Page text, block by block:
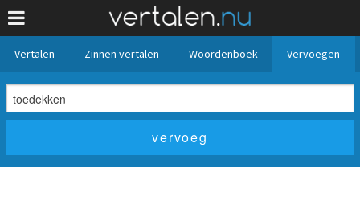
Vertalen Zinnen vertalen Woordenboek Vervoegen